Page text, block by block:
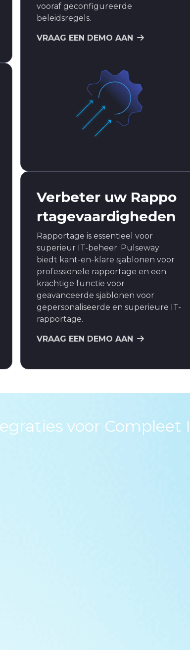
vooraf geconfigureerde
beleidsregels.
VRAAG EEN DEMO AAN
Verbeter uw Rappo
rtagevaardigheden
Rapportage is essentieel voor
superieur IT-beheer. Pulseway
biedt kant-en-klare sjablonen voor
professionele rapportage en een
krachtige functie voor
geavanceerde sjablonen voor
gepersonaliseerde en superieure IT-
rapportage.
VRAAG EEN DEMO AAN
voor Compleet